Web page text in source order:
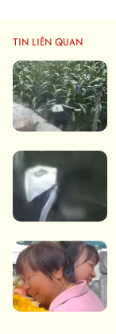
TIN LIÊN QUAN